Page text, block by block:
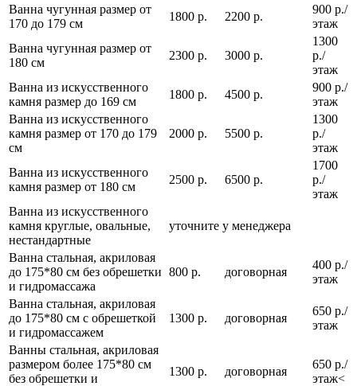
Ванна чугунная размер от
170 до 179 см
1800 р. 2200 р.
900 р./
этаж
Ванна чугунная размер от
180 см
2300 р. 3000 р.
1300
р./
этаж
Ванна из искусственного
камня размер до 169 см
1800 р. 4500 р.
900 р./
этаж
Ванна из искусственного
камня размер от 170 до 179
см
2000 р. 5500 р.
1300
р./
этаж
Ванна из искусственного
камня размер от 180 см
2500 р. 6500 р.
1700
р./
этаж
Ванна из искусственного
камня круглые, овальные,
нестандартные
уточните у менеджера
Ванна стальная, акриловая
до 175*80 см без обрешетки
и гидромассажа
800 р. договорная
400 р./
этаж
Ванна стальная, акриловая
до 175*80 см с обрешеткой
и гидромассажем
1300 р. договорная
650 р./
этаж
Ванны стальная, акриловая
размером более 175*80 см
без обрешетки и
1300 р. договорная
650 р./
этаж<